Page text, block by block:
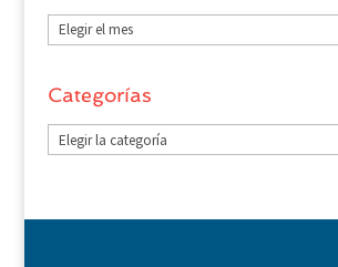
Archivos
Categorías
Categorías